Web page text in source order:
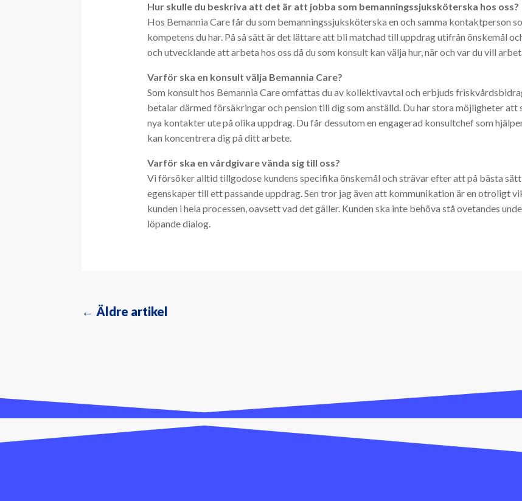
Hur skulle du beskriva att det är att jobba som bemanningssjuksköterska hos oss?
Hos Bemannia Care får du som bemanningssjuksköterska en och samma kontaktperson
kompetens du har. På så sätt är det lättare att bli matchad till uppdrag utifrån önskemål
och utvecklande att arbeta hos oss då du som konsult kan välja hur, när och var du vill
Varför ska en konsult välja Bemannia Care?
Som konsult hos Bemannia Care omfattas du av kollektivavtal och erbjuds
betalar därmed försäkringar och pension till dig som anställd. Du har stora möjligheter att
nya kontakter ute på olika uppdrag. Du får dessutom en engagerad konsultchef som
kan koncentrera dig på ditt arbete.
Varför ska en vårdgivare vända sig till oss?
Vi försöker alltid tillgodose kundens specifika önskemål och strävar efter att på bästa
egenskaper till ett passande uppdrag. Sen tror jag även att kommunikation är en otroligt
kunden i hela processen, oavsett vad det gäller. Kunden ska inte behöva stå ovetandes
löpande dialog.
← Äldre artikel